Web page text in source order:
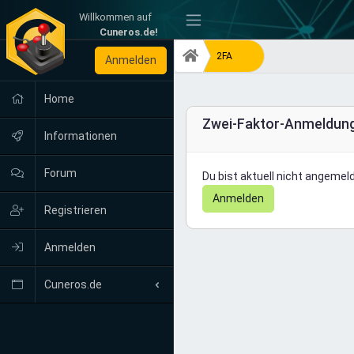
Willkommen auf
Cuneros.de!
-
Anmelden
Home
Informationen
Forum
Registrieren
Anmelden
Cuneros.de
2FA
Zwei-Faktor-
Du bist aktuell nicht
Anmelden